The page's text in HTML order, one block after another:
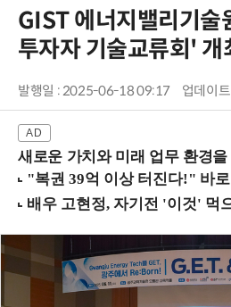
GIST 에너지밸리기술
투자자 기술교류회' 개
발행일 : 2025-06-18 09:17 업데이
새로운 가치와 미래 업무 환경을 조망하는 AI Smart